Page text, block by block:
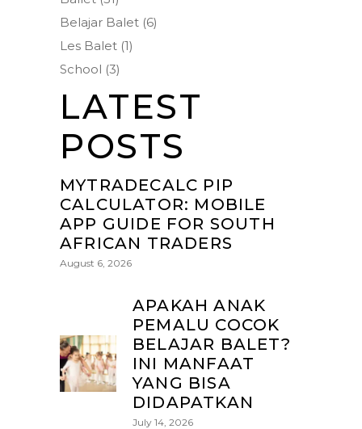
Belajar Balet (6)
Les Balet (1)
School (3)
LATEST
POSTS
MYTRADECALC PIP
CALCULATOR: MOBILE
APP GUIDE FOR SOUTH
AFRICAN TRADERS
August 6, 2026
APAKAH ANAK
PEMALU COCOK
BELAJAR BALET?
INI MANFAAT
YANG BISA
DIDAPATKAN
July 14, 2026